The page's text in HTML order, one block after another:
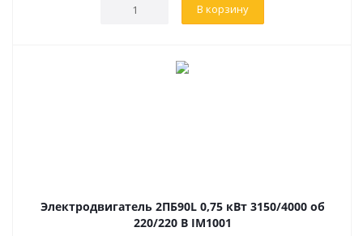
В корзину
Электродвигатель 2ПБ90L 0,75 кВт 3150/4000 об
220/220 В IM1001